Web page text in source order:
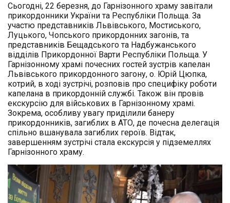
Сьогодні, 22 березня, до Гарнізонного храму завітали
прикордонники України та Республіки Польща. За
участю представників Львівського, Мостиського,
Луцького, Чопського прикордонних загонів, та
представників Бещадського та Надбужанського
відділів Прикордонної Варти Республіки Польща. У
Гарнізонному храмі почесних гостей зустрів капелан
Львівського прикордонного загону, о. Юрій Цюпка,
котрий, в ході зустрічі, розповів про специфіку роботи
капелана в прикордонній службі. Також він провів
екскурсію для військових в Гарнізонному храмі.
Зокрема, особливу увагу приділили банеру
прикордонників, загиблих в АТО, де почесна делегація
спільно вшанувала загиблих героїв. Відтак,
завершенням зустрічі стала екскурсія у підземеллях
Гарнізонного храму.